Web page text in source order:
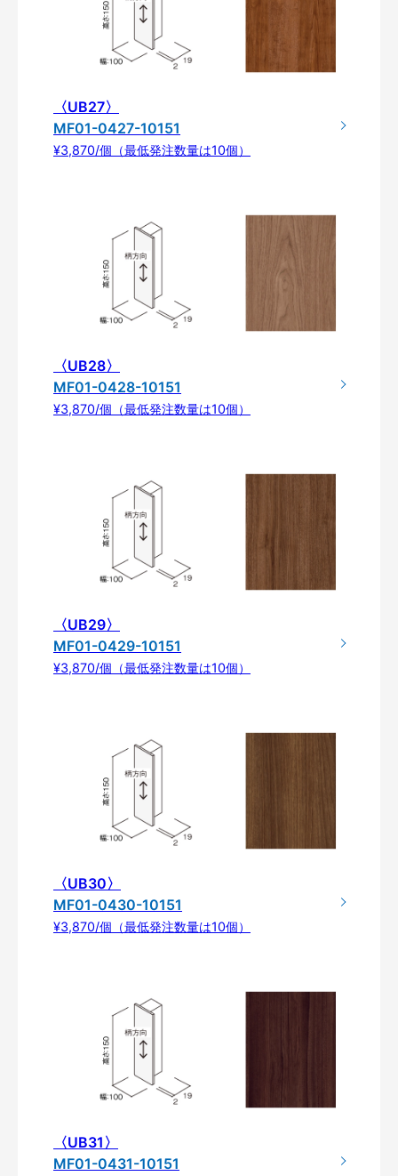
〈UB27〉
MF01-0427-10151
¥3,870/個（最低発注数量は10個）
〈UB28〉
MF01-0428-10151
¥3,870/個（最低発注数量は10個）
〈UB29〉
MF01-0429-10151
¥3,870/個（最低発注数量は10個）
〈UB30〉
MF01-0430-10151
¥3,870/個（最低発注数量は10個）
〈UB31〉
MF01-0431-10151